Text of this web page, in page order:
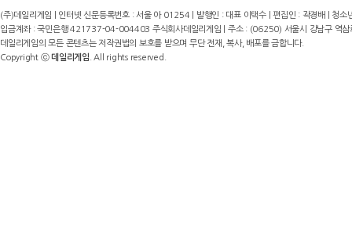
(주)데일리게임 | 인터넷 신문등록번호 : 서울 아 01254 | 발행인 : 대표 이택수 | 편집인 : 곽경배 |
입금계좌 : 국민은행 421737-04-004403 주식회사데일리게임 | 주소 : (06250) 서울시 강남구
데일리게임의 모든 콘텐츠는 저작권법의 보호를 받으며 무단 전재, 복사, 배포를 금합니다.
Copyright ⓒ데일리게임 . All rights reserved.